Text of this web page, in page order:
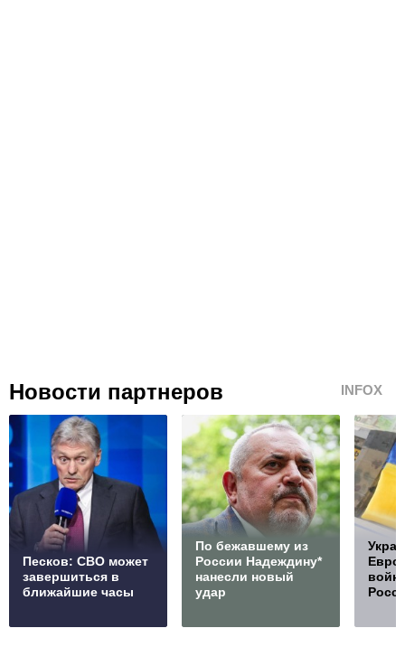
Новости партнеров INFOX
Песков: СВО может
завершиться в
ближайшие часы
По бежавшему из
России Надеждину*
нанесли новый
удар